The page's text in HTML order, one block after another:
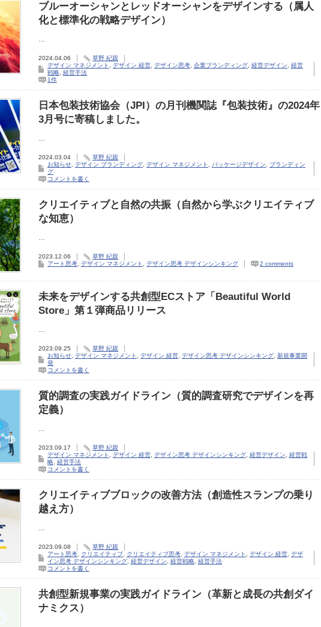
ブルーオーシャンとレッドオーシャンをデザインする（属人
化と標準化の戦略デザイン）
2024.04.06
草野 紀親
デザイン マネジメント
デザイン 経営 デザイン思考 企業ブランディング 経営デザイン
経営
戦略 経営手法
1件
日本包装技術協会（JPI）の月刊機関誌『包装技術』の2024年
3月号に寄稿しました。
2024.03.04
草野 紀親
お知らせ デザイン ブランディング デザイン マネジメント パッケージデザイン
ブランディン
グ
コメントを書く
クリエイティブと自然の共振（自然から学ぶクリエイティブ
な知恵）
2023.12.06
草野 紀親
アート思考 デザイン マネジメント デザイン思考 デザインシンキング 2 comments
未来をデザインする共創型ECストア「Beautiful World
Store」第１弾商品リリース
2023.09.25
草野 紀親
お知らせ デザイン マネジメント デザイン 経営 デザイン思考 デザインシンキング 新規事業開
発
コメントを書く
質的調査の実践ガイドライン（質的調査研究でデザインを再
定義）
2023.09.17
草野 紀親
デザイン マネジメント
デザイン 経営 デザイン思考 デザインシンキング 経営デザイン
経営戦
略 経営手法
コメントを書く
クリエイティブブロックの改善方法（創造性スランプの乗り
越え方）
2023.09.08
草野 紀親
アート思考
クリエイティブ クリエイティブ思考 デザイン マネジメント デザイン 経営 デザ
イン思考 デザインシンキング 経営デザイン 経営戦略 経営手法
コメントを書く
共創型新規事業の実践ガイドライン（革新と成長の共創ダイ
ナミクス）